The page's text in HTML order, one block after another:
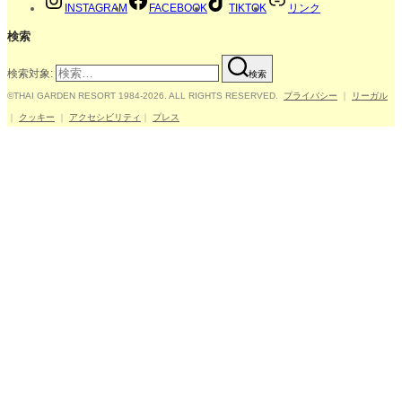
INSTAGRAM FACEBOOK TIKTOK リンク
検索
検索対象: 検索
©THAI GARDEN RESORT 1984-2026. ALL RIGHTS RESERVED. プライバシー リーガル
クッキー アクセシビリティ プレス